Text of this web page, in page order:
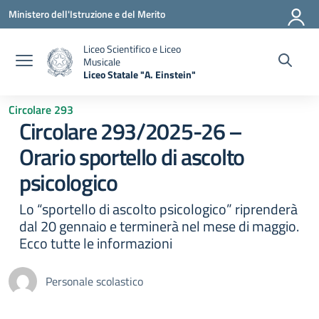
Vai ai contenuti
Vai al menu di navigazione
Vai al footer
Ministero dell'Istruzione e del Merito
Liceo Scientifico e Liceo
Musicale
Liceo Statale "A. Einstein"
Circolare 293
Circolare 293/2025-26 –
Orario sportello di ascolto
psicologico
Lo “sportello di ascolto psicologico” riprenderà
dal 20 gennaio e terminerà nel mese di maggio.
Ecco tutte le informazioni
Personale scolastico